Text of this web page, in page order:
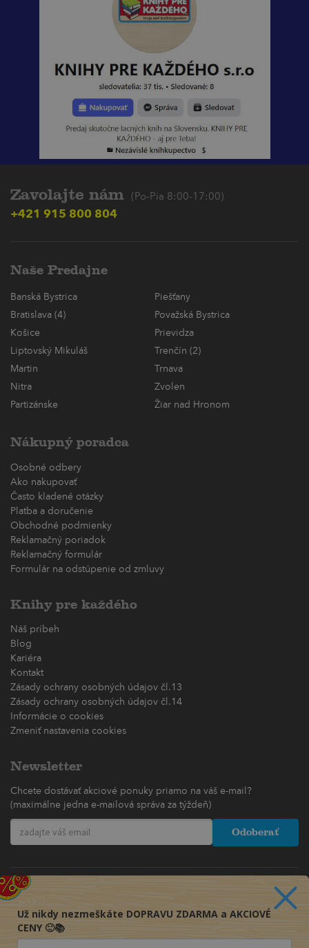
Zavolajte nám (Po-Pia 8:00-17:00)
+421 915 800 804
Naše Predajne
Banská Bystrica
Piešťany
Bratislava (4)
Považská Bystrica
Košice
Prievidza
Liptovský Mikuláš
Trenčín (2)
Martin
Trnava
Nitra
Zvolen
Partizánske
Žiar nad Hronom
Nákupný poradca
Osobné odbery
Ako nakupovať
Často kladené otázky
Platba a doručenie
Obchodné podmienky
Reklamačný poriadok
Reklamačný formulár
Formulár na odstúpenie od zmluvy
Knihy pre každého
Náš príbeh
Blog
Kariéra
Kontakt
Zásady ochrany osobných údajov čl.13
Zásady ochrany osobných údajov čl.14
Informácie o cookies
Zmeniť nastavenia cookies
Newsletter
Chcete dostávať akciové ponuky priamo na váš e-mail?
(maximálne jedna e-mailová správa za týždeň)
Odoberať
Už nikdy nezmeškáte DOPRAVU ZDARMA a AKCIOVÉ
CENY 🙂📚